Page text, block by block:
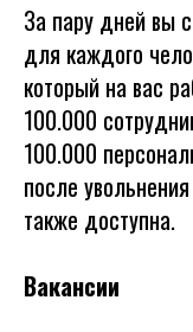
За пару дней вы
для каждого
который на вас
100.000
100.000
после
также доступна.
Вакансии